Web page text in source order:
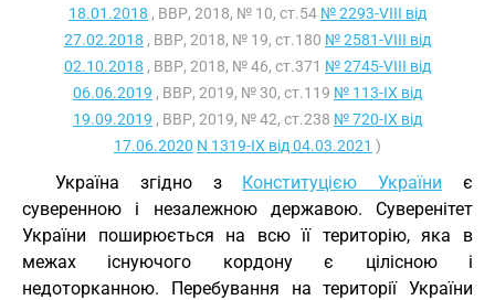
18.01.2018 , ВВР, 2018, № 10, ст.54 № 2293-VIII від
27.02.2018 , ВВР, 2018, № 19, ст.180 № 2581-VIII від
02.10.2018 , ВВР, 2018, № 46, ст.371 № 2745-VIII від
06.06.2019 , ВВР, 2019, № 30, ст.119 № 113-IX від
19.09.2019 , ВВР, 2019, № 42, ст.238 № 720-IX від
17.06.2020 N 1319-IX від 04.03.2021 )
Україна згідно з Конституцією України є
суверенною і незалежною державою. Суверенітет
України поширюється на всю її територію, яка в
межах існуючого кордону є цілісною і
недоторканною. Перебування на території України